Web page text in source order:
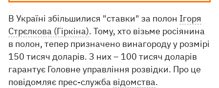
В Україні збільшилися "ставки" за полон Ігоря
Стрєлкова (Гіркіна). Тому, хто візьме росіянина
в полон, тепер призначено винагороду у розмірі
150 тисяч доларів. З них – 100 тисяч доларів
гарантує Головне управління розвідки. Про це
повідомляє прес-служба відомства.